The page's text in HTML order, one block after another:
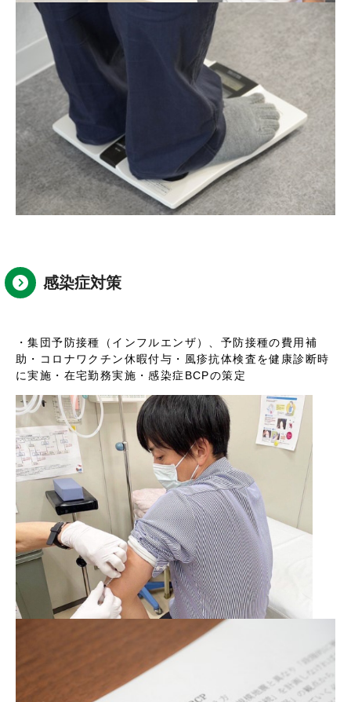
感染症対策
・集団予防接種（インフルエンザ）、予防接種の費用補
助 ・コロナワクチン休暇付与 ・風疹抗体検査を健康診断時
に実施 ・在宅勤務実施 ・感染症BCPの策定